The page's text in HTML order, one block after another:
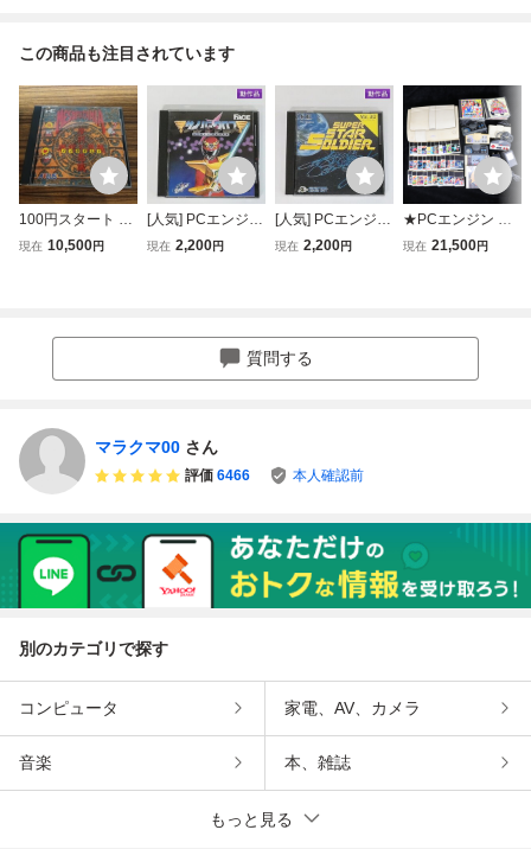
この商品も注目されています
100円スタート 動
作確認 PCエンジ
現在 10,500円
[人気] PCエンジン
HuCARD サイバ
現在 2,200円
[人気] PCエンジン
HuCARD スーパ
現在 2,200円
★PCエンジン 本
体・ソフトまとめ
現在 21,500円
質問する
マラクマ00 さん
評価 6466 本人確認前
別のカテゴリで探す
コンピュータ 家電、AV、カメラ
音楽 本、雑誌
もっと見る